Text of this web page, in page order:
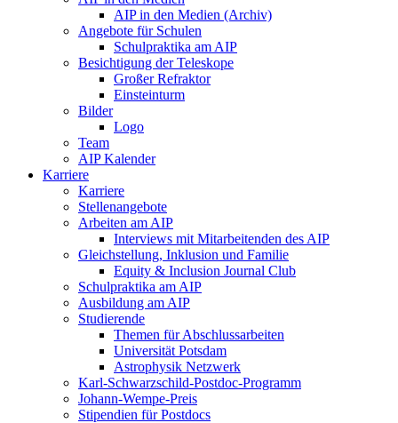
AIP in den Medien (Archiv)
Angebote für Schulen
Schulpraktika am AIP
Besichtigung der Teleskope
Großer Refraktor
Einsteinturm
Bilder
Logo
Team
AIP Kalender
Karriere
Karriere
Stellenangebote
Arbeiten am AIP
Interviews mit Mitarbeitenden des AIP
Gleichstellung, Inklusion und Familie
Equity & Inclusion Journal Club
Schulpraktika am AIP
Ausbildung am AIP
Studierende
Themen für Abschlussarbeiten
Universität Potsdam
Astrophysik Netzwerk
Karl-Schwarzschild-Postdoc-Programm
Johann-Wempe-Preis
Stipendien für Postdocs